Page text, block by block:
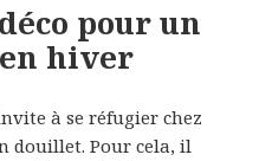
pour un
hiver
à se réfugier chez
douillet. Pour cela, il